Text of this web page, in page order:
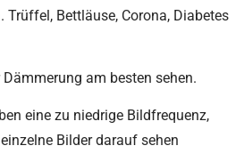
Trüffel, Bettläuse, Corona, Diabetes
am besten sehen.
eine zu niedrige Bildfrequenz,
Bilder darauf sehen